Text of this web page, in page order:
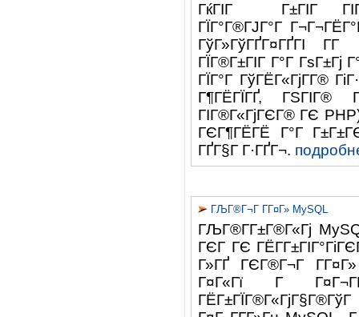
ГќГІГ Г±ГІГ
ГЇГ°Г®ГЈГ°Г
ГўГ»ГўГҐГ¤ГҐГІ Г­Г
ГЇГ®Г±ГІГ Г°Г
ГЇГ°Г ГўГЁГ«ГјГ­Г®
Г¶ГЁГЇГҐ, ГЅГІГ®
ГІГ®Г«ГјГЄГ® ГЄ
ГЄГ¶ГЁГЁ Г°Г
ГҐГ§Г Г·ГҐГ¬.
ГЉГ®Г¬Г Г­Г¤Г» MySQL
ГЉГ®Г­Г±Г®Г«Гј
ГЄГ ГЄ
Г»ГҐ ГЄГ®Г¬Г Г­Г¤Г»
Г¤Г«Гї Г